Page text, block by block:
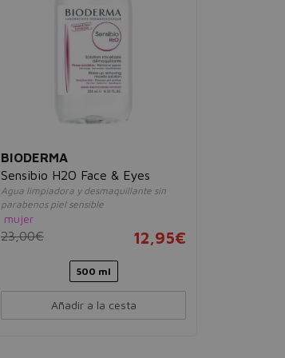
BIODERMA
Sensibio H2O Face & Eyes
Agua limpiadora y desmaquillante sin
parabenos piel sensible
mujer
23,00€ 12,95€
500 ml
Añadir a la cesta